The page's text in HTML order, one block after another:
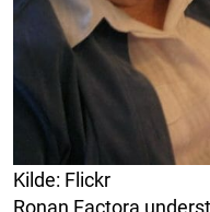
Kilde: Flickr